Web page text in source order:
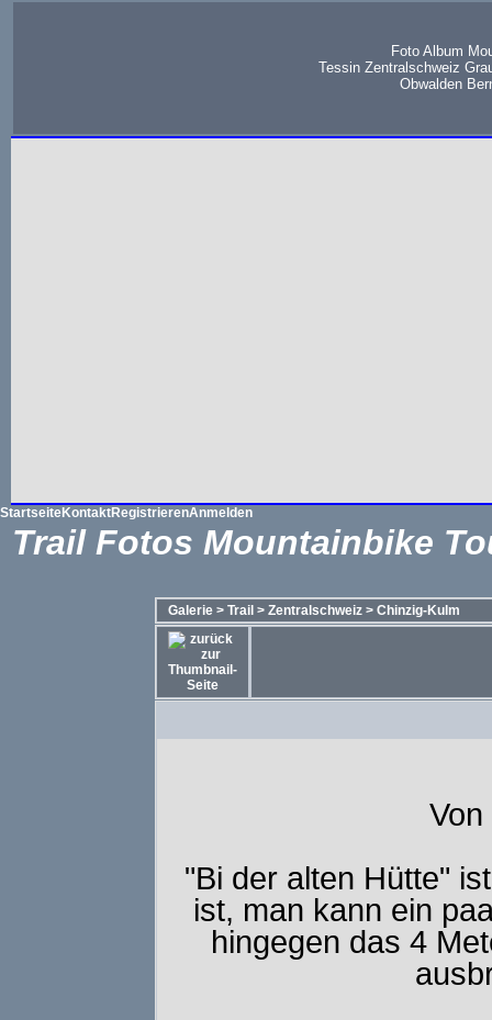
Foto Album
Tessin Zentralschweiz
Obwalden
StartseiteKontaktRegistrierenAnmelden
Trail Fotos Mountainbike
Galerie> Trail > Zentralschweiz> Chinzig-Kulm
"Bi der alten Hütte"
ist, man kann ein
hingegen das 4